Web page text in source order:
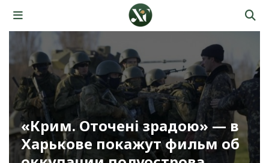
«Крим. Оточені зрадою» — в
Харькове покажут фильм об